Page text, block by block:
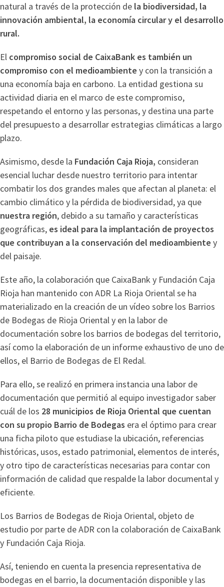
natural a través de la protección de la biodiversidad, la
innovación ambiental, la economía circular y el desarrollo
rural.
El compromiso social de CaixaBank es también un
compromiso con el medioambiente y con la transición a
una economía baja en carbono. La entidad gestiona su
actividad diaria en el marco de este compromiso,
respetando el entorno y las personas, y destina una parte
del presupuesto a desarrollar estrategias climáticas a largo
plazo.
Asimismo, desde la Fundación Caja Rioja, consideran
esencial luchar desde nuestro territorio para intentar
combatir los dos grandes males que afectan al planeta: el
cambio climático y la pérdida de biodiversidad, ya que
nuestra región, debido a su tamaño y características
geográficas, es ideal para la implantación de proyectos
que contribuyan a la conservación del medioambiente y
del paisaje.
Este año, la colaboración que CaixaBank y Fundación Caja
Rioja han mantenido con ADR La Rioja Oriental se ha
materializado en la creación de un vídeo sobre los Barrios
de Bodegas de Rioja Oriental y en la labor de
documentación sobre los barrios de bodegas del territorio,
así como la elaboración de un informe exhaustivo de uno de
ellos, el Barrio de Bodegas de El Redal.
Para ello, se realizó en primera instancia una labor de
documentación que permitió al equipo investigador saber
cuál de los 28 municipios de Rioja Oriental que cuentan
con su propio Barrio de Bodegas era el óptimo para crear
una ficha piloto que estudiase la ubicación, referencias
históricas, usos, estado patrimonial, elementos de interés,
y otro tipo de características necesarias para contar con
información de calidad que respalde la labor documental y
eficiente.
Los Barrios de Bodegas de Rioja Oriental, objeto de
estudio por parte de ADR con la colaboración de CaixaBank
y Fundación Caja Rioja.
Así, teniendo en cuenta la presencia representativa de
bodegas en el barrio, la documentación disponible y las